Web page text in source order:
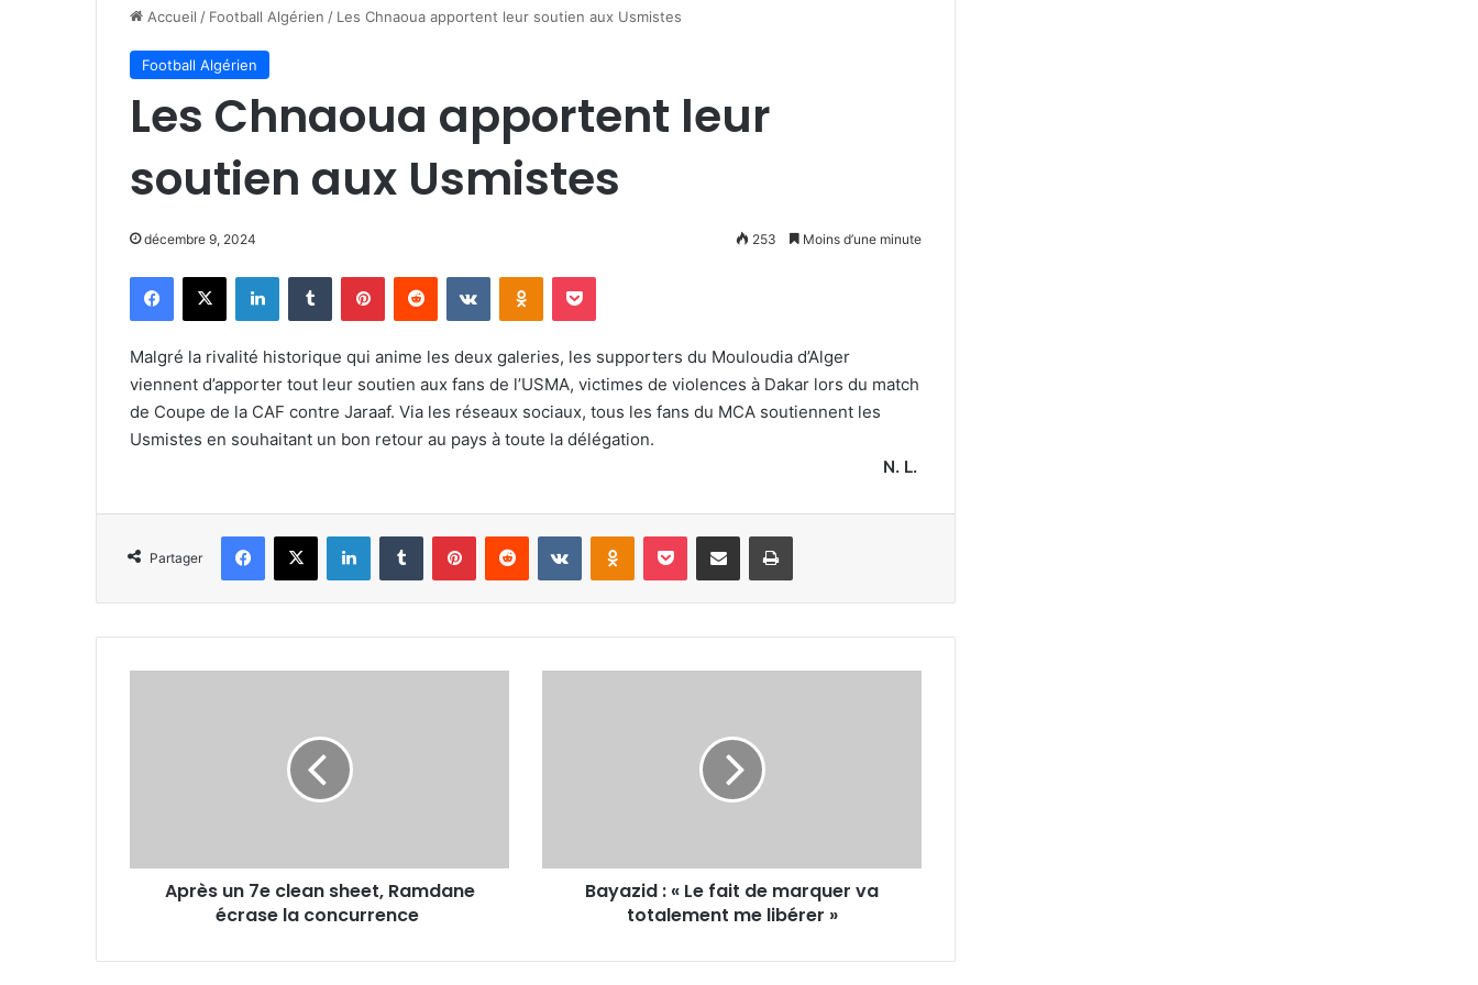
Accueil / Football Algérien / Les Chnaoua apportent leur soutien aux Usmistes
Football Algérien
Les Chnaoua apportent leur
soutien aux Usmistes
décembre 9, 2024 253 Moins d’une minute
Facebook
X LinkedinTumblr PinterestReddit VKontakteOdnoklassniki
Pocket
Malgré la rivalité historique qui anime les deux galeries, les supporters du Mouloudia d’Alger
viennent d’apporter tout leur soutien aux fans de l’USMA, victimes de violences à Dakar lors du match
de Coupe de la CAF contre Jaraaf. Via les réseaux sociaux, tous les fans du MCA soutiennent les
Usmistes en souhaitant un bon retour au pays à toute la délégation.
N. L.
Partager
Facebook
X LinkedinTumblr PinterestReddit VKontakteOdnoklassniki
Pocket Partager par email Imprimer
Après un 7e clean sheet, Ramdane
écrase la concurrence
totalement
Bayazid : « Le fait de marquer va
totalement me libérer »